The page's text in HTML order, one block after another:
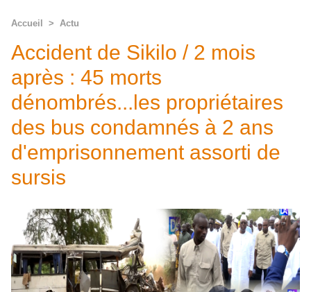
Accueil > Actu
Accident de Sikilo / 2 mois
après : 45 morts
dénombrés...les propriétaires
des bus condamnés à 2 ans
d'emprisonnement assorti de
sursis